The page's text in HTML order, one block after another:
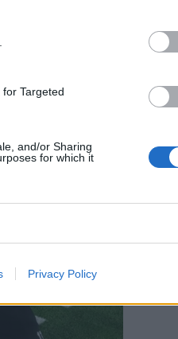
Targeted
and/or Sharing
for which it
Privacy Policy
του στο 81′
αναμέτρηση
στις 3/12/18.